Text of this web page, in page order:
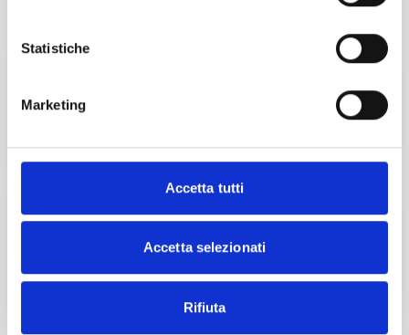
Statistiche
Marketing
Accetta tutti
Accetta selezionati
Rifiuta
Master Start4Comm
SCOPRI DI PIÙ